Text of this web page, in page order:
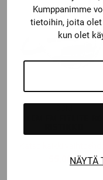
Kumppanimme
tietoihin, joita
kun olet
NÄYTÄ
55,00€